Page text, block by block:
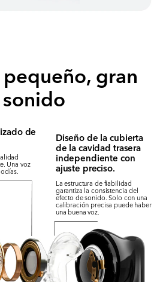
gran
sonido
de
Una voz
Diseño de la cubierta
de la cavidad trasera
independiente con
ajuste preciso.
La estructura de fiabilidad
garantiza la consistencia del
efecto de sonido. Solo con una
calibración precisa puede haber
una buena voz.